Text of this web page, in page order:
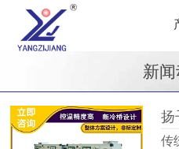
新
传